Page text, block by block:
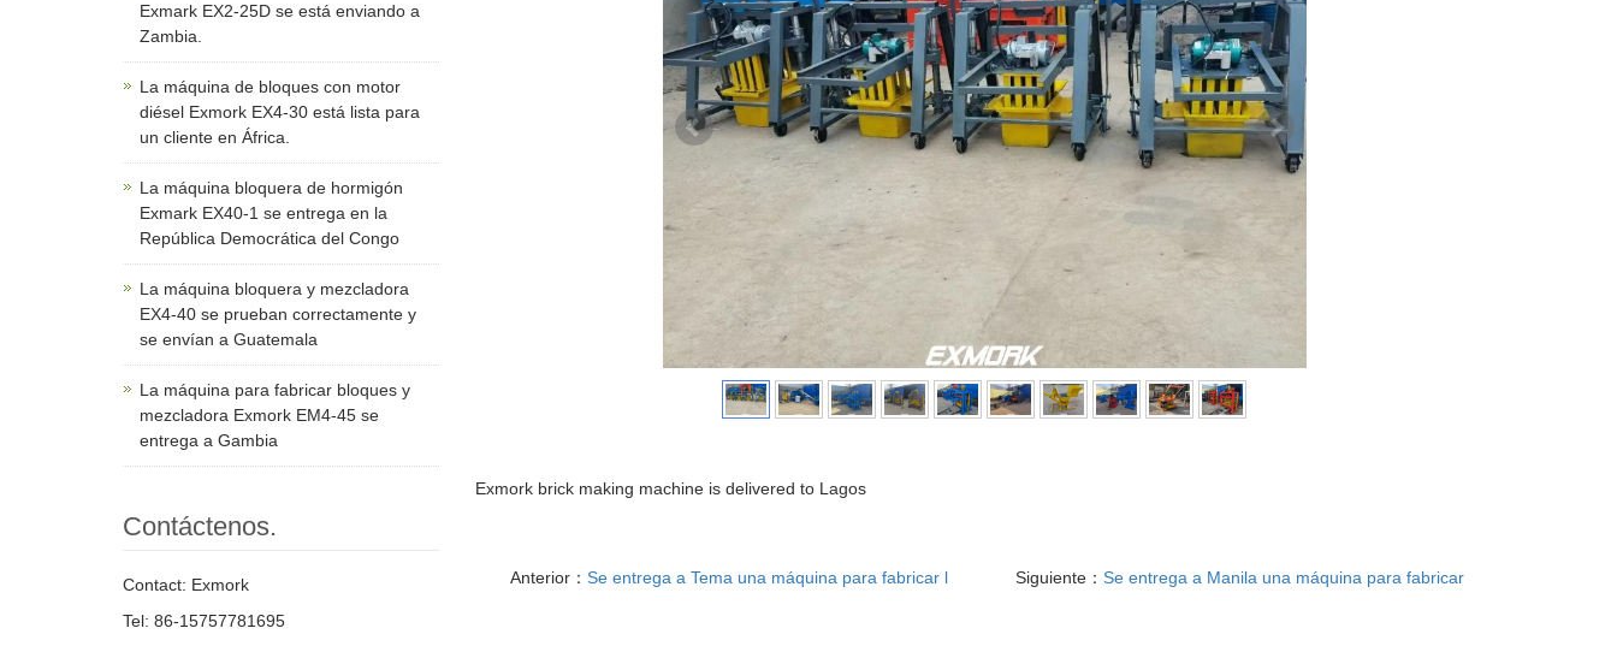
Exmork brick making machine is delivered to Lagos
Anterior：Se entrega a Tema una máquina para fabricar l Siguiente： Se entrega a Manila una máquina para fabricar
Exmark EX2-25D se está enviando a
Zambia.
La máquina de bloques con motor
diésel Exmork EX4-30 está lista para
un cliente en África.
La máquina bloquera de hormigón
Exmark EX40-1 se entrega en la
República Democrática del Congo
La máquina bloquera y mezcladora
EX4-40 se prueban correctamente y
se envían a Guatemala
La máquina para fabricar bloques y
mezcladora Exmork EM4-45 se
entrega a Gambia
Contáctenos.
Contact: Exmork
Tel: 86-15757781695